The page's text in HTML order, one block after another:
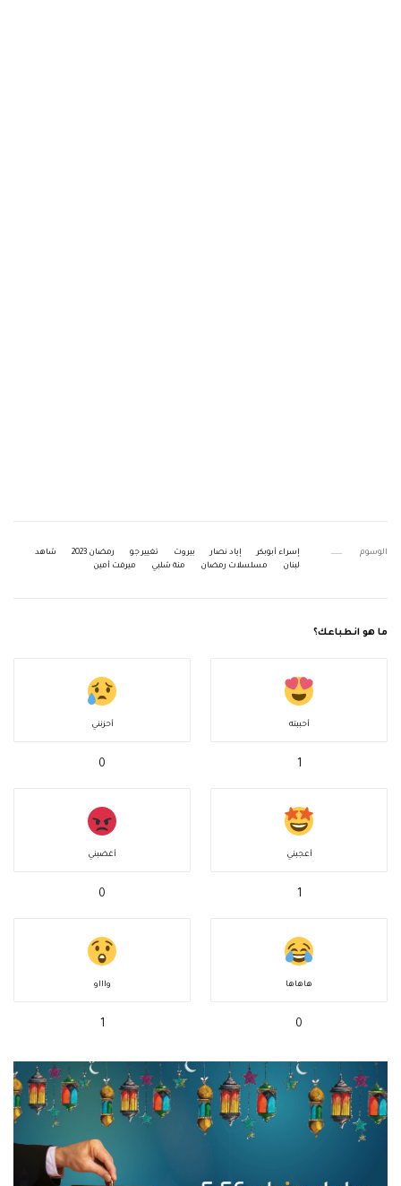
الوسوم إسراء أبوبكر إياد نصار بيروت تغيير جو رمضان 2023
شاهد
لبنان
مسلسلات رمضان منة شلبي ميرفت أمين
ما هو انطباعك؟
أحببته
1
أحزنني
0
أعجبني
1
أغضبني
0
هاهاها
0
واااو
1